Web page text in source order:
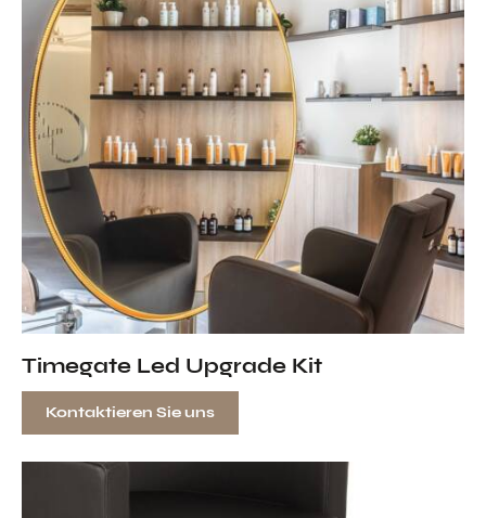
Timegate Led Upgrade Kit
Kontaktieren Sie uns